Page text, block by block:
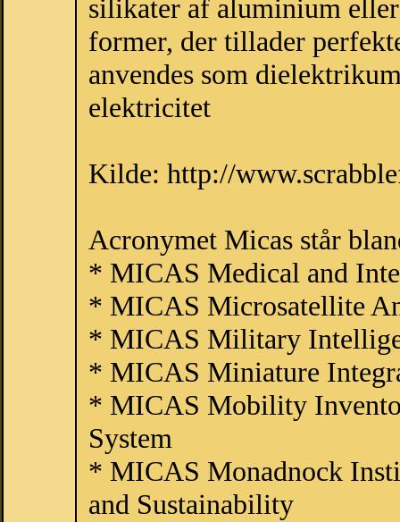
silikater af aluminium
former, der tillader
anvendes som
elektricitet
Kilde: http://
Acronymet Micas står
* MICAS Medical and
* MICAS Microsatellite
* MICAS Military
* MICAS Miniature
* MICAS Mobility
System
* MICAS Monadnock
and Sustainability